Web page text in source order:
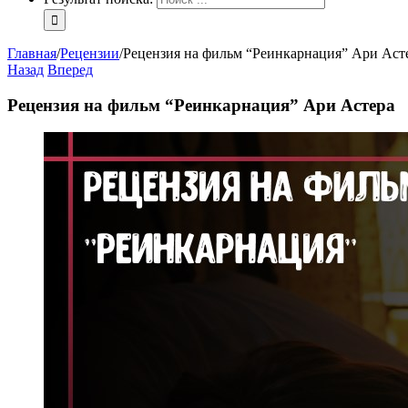
Главная/Рецензии/Рецензия на фильм “Реинкарнация” Ари
Назад Вперед
Рецензия на фильм “Реинкарнация” Ари Астера